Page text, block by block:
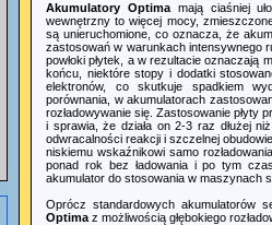
Akumulatory Optimamają ciaśniej
wewnętrzny to więcej mocy,
są unieruchomione, co oznacza, że
zastosowań w warunkach intensywnego
powłoki płytek, a w rezultacie oznaczają
końcu, niektóre stopy i dodatki
elektronów, co skutkuje spadkiem
porównania, w akumulatorach
rozładowywanie się. Zastosowanie płyty
i sprawia, że działa on 2-3 raz dłużej
odwracalności reakcji i szczelnej
niskiemu wskaźnikowi samo
ponad rok bez ładowania i po tym
akumulator do stosowania w maszynach
Oprócz standardowych akumulatorów
Optima z możliwością głębokiego